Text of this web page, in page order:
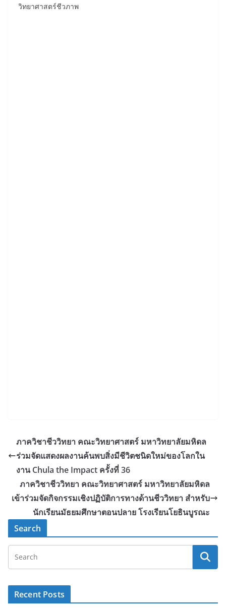
วิทยาศาสตร์ชีวภาพ
ภาควิชาชีววิทยา คณะวิทยาศาสตร์ มหาวิทยาลัยมหิดล
ร่วมจัดแสดงผลงานค้นพบสิ่งมีชีวิตชนิดใหม่ของโลกใน
งาน Chula the Impact ครั้งที่ 36
ภาควิชาชีววิทยา คณะวิทยาศาสตร์ มหาวิทยาลัยมหิดล
เข้าร่วมจัดกิจกรรมเชิงปฏิบัติการทางด้านชีววิทยา สำหรับ
นักเรียนมัธยมศึกษาตอนปลาย โรงเรียนโยธินบูรณะ
Search
Recent Posts